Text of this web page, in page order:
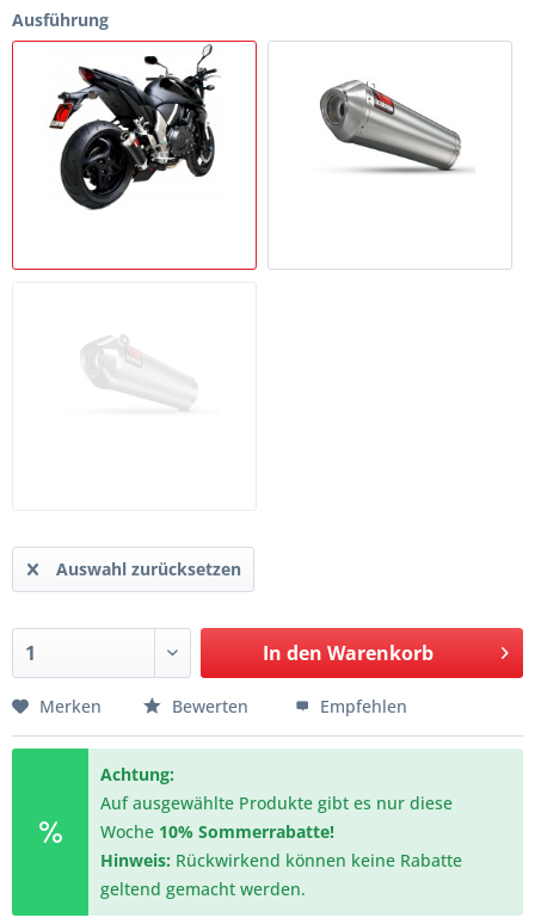
Ausführung
Auswahl zurücksetzen
In den Warenkorb
Merken Bewerten Empfehlen
Achtung:
Auf ausgewählte Produkte gibt es nur diese
Woche 10% Sommerrabatte!
Hinweis: Rückwirkend können keine Rabatte
geltend gemacht werden.